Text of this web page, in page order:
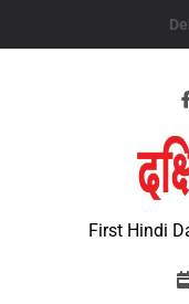
First Hindi